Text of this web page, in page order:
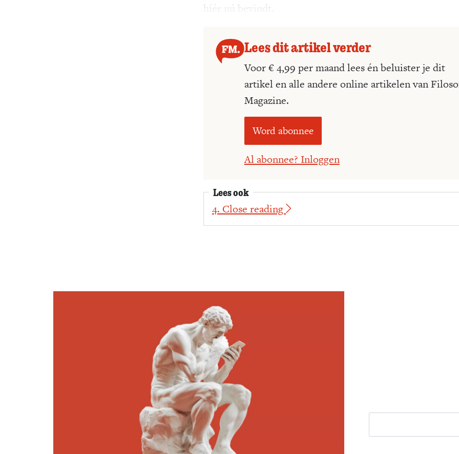
híér nú bevindt.
Lees dit artikel verder
Voor € 4,99 per maand lees én beluister je dit
artikel en alle andere online artikelen van
Magazine.
Word abonnee
Al abonnee? Inloggen
Lees ook
4. Close reading